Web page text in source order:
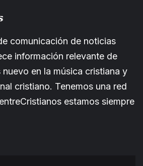
comunicación de noticias
información relevante de
en la música cristiana y
cristiano. Tenemos una red
estamos siempre